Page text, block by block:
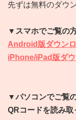
先ずは無料のダウ
▼スマホでご覧の
Android版ダウン
iPhone/iPad版ダ
▼パソコンでご覧
QRコードを読み取